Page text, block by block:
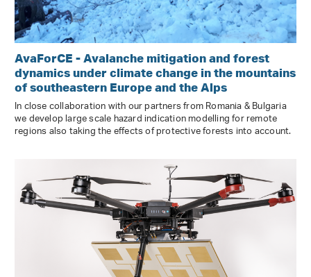
AvaForCE - Avalanche mitigation and forest
dynamics under climate change in the mountains
of southeastern Europe and the Alps
In close collaboration with our partners from Romania & Bulgaria
we develop large scale hazard indication modelling for remote
regions also taking the effects of protective forests into account.